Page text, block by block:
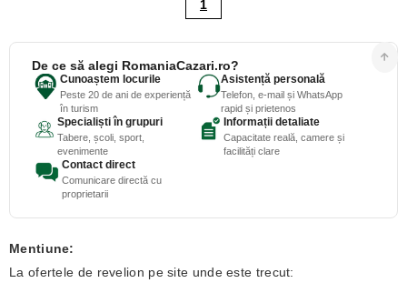
1
De ce să alegi RomaniaCazari.ro?
Cunoaștem locurile
Peste 20 de ani de experiență
în turism
Asistență personală
Telefon, e-mail și WhatsApp
rapid și prietenos
Specialiști în grupuri
Tabere, școli, sport,
evenimente
Informații detaliate
Capacitate reală, camere și
facilități clare
Contact direct
Comunicare directă cu
proprietarii
Mentiune:
La ofertele de revelion pe site unde este trecut: